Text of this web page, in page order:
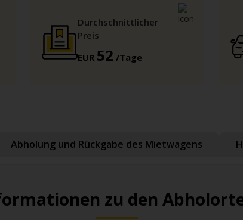
Durchschnittlicher
Preis
EUR 52 /Tage
Abholung und Rückgabe des Mietwagens
zu den